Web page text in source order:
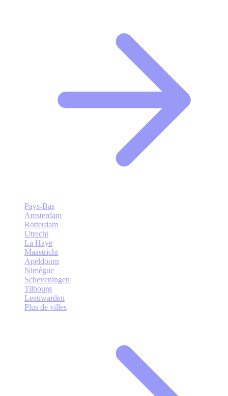
Pays-Bas
Amsterdam
Rotterdam
Utrecht
La Haye
Maastricht
Apeldoorn
Nimègue
Scheveningen
Tilbourg
Leeuwarden
Plus de villes